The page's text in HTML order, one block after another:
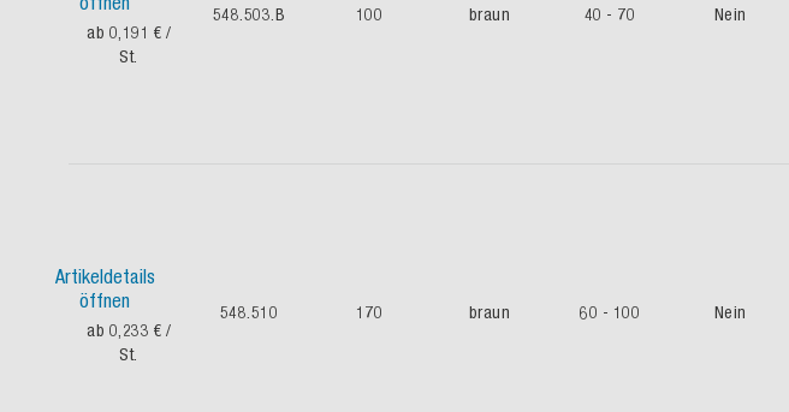
ab 0,191 € /
St.
548.503.B 100 braun 40 - 70 Nein
Artikeldetails
öffnen
ab 0,233 € /
St.
548.510 170 braun 60 - 100 Nein